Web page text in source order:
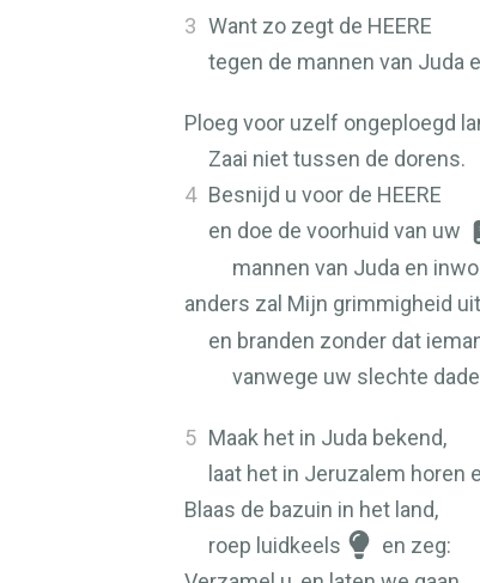
3 Want zo zegt de HEERE
tegen de mannen van Juda
Ploeg voor uzelf ongeploegd
Zaai niet tussen de dorens.
4 Besnijd u voor de HEERE
en doe de voorhuid van uw
mannen van Juda en
anders zal Mijn grimmigheid
en branden zonder dat
vanwege uw slechte
5 Maak het in Juda bekend,
laat het in Jeruzalem horen
Blaas de bazuin in het land,
roep luidkeels
en zeg: